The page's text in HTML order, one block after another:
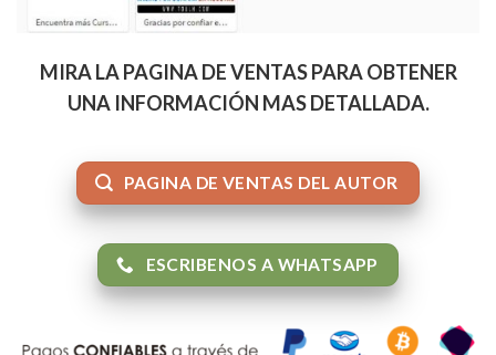
MIRA LA PAGINA DE VENTAS PARA OBTENER
UNA INFORMACIÓN MAS DETALLADA.
PAGINA DE VENTAS DEL AUTOR
ESCRIBENOS A WHATSAPP